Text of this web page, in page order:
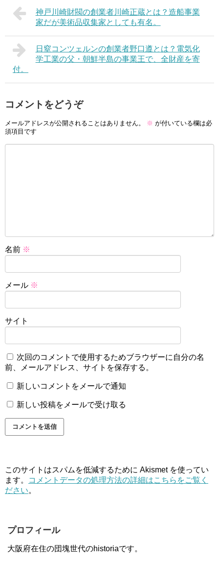
神戸川崎財閥の創業者川崎正蔵とは？造船事業
家だが美術品収集家としても有名。
日窒コンツェルンの創業者野口遵とは？電気化
学工業の父・朝鮮半島の事業王で、全財産を寄
付。
コメントをどうぞ
メールアドレスが公開されることはありません。 ※ が付いている欄は必
須項目です
名前 ※
メール ※
サイト
次回のコメントで使用するためブラウザーに自分の名
前、メールアドレス、サイトを保存する。
新しいコメントをメールで通知
新しい投稿をメールで受け取る
このサイトはスパムを低減するために Akismet を使ってい
ます。
コメントデータの処理方法の詳細はこちらをご覧く
ださい。
プロフィール
大阪府在住の団塊世代のhistoriaです。